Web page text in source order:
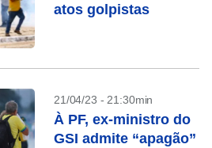
atos golpistas
21/04/23 - 21:30min
À PF, ex-ministro do
GSI admite “apagão”